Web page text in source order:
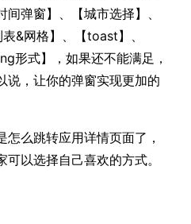
弹窗】、【城市选择】、
&网格】、【toast】、
形式】，如果还不能满足，
说，让你的弹窗实现更加的
么跳转应用详情页面了，
以选择自己喜欢的方式。